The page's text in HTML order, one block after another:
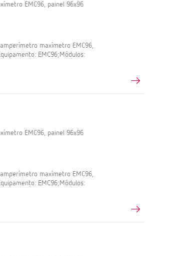
EMC96, painel 96x96
maxímetro EMC96,
EMC96;Módulos:
EMC96, painel 96x96
maxímetro EMC96,
EMC96;Módulos: